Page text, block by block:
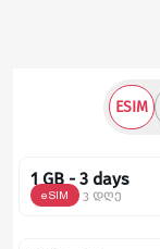
ESIM
1 GB - 3 days
eSIM 3 დღე